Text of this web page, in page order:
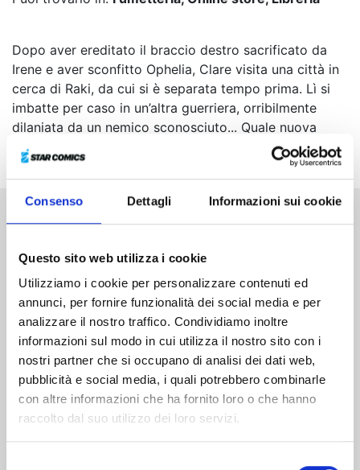
Consenso Dettagli Informazioni sui cookie
Questo sito web utilizza i cookie
Utilizziamo i cookie per personalizzare contenuti ed
annunci, per fornire funzionalità dei social media e per
analizzare il nostro traffico. Condividiamo inoltre
informazioni sul modo in cui utilizza il nostro sito con i
nostri partner che si occupano di analisi dei dati web,
pubblicità e social media, i quali potrebbero combinarle
con altre informazioni che ha fornito loro o che hanno
raccolto dal suo utilizzo dei loro servizi.
Dopo aver ereditato il braccio destro sacrificato da
Irene e aver sconfitto Ophelia, Clare visita una città in
cerca di Raki, da cui si è separata tempo prima. Lì si
imbatte per caso in un’altra guerriera, orribilmente
dilaniata da un nemico sconosciuto... Quale nuova
minaccia la attende?